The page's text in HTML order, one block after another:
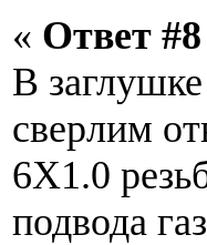
« Ответ
В
сверлим
6Х1.0
подвода